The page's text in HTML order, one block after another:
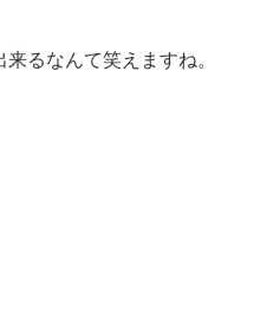
るなんて笑えますね。